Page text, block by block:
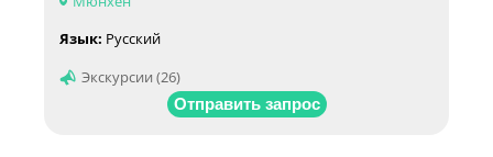
Язык: Русский
Экскурсии (26)
Отправить запрос